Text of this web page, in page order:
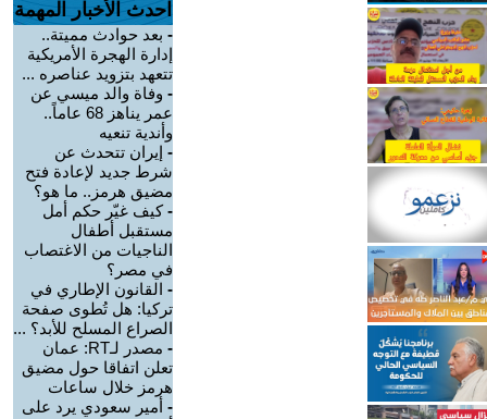
احدث الأخبار المهمة
- بعد حوادث مميتة..
إدارة الهجرة الأمريكية
تتعهد بتزويد عناصره ...
- وفاة والد ميسي عن
عمر يناهز 68 عاماً..
وأندية تنعيه
- إيران تتحدث عن
شرط جديد لإعادة فتح
مضيق هرمز.. ما هو؟
-كيف غيّر حكم أمل
مستقبل أطفال
الناجيات من الاغتصاب
في مصر؟
- القانون الإطاري في
تركيا: هل تُطوى صفحة
الصراع المسلح للأبد؟ ...
-
مصدر لـRT: عمان
تعلن اتفاقا حول مضيق
هرمز خلال ساعات
- أمير سعودي يرد على